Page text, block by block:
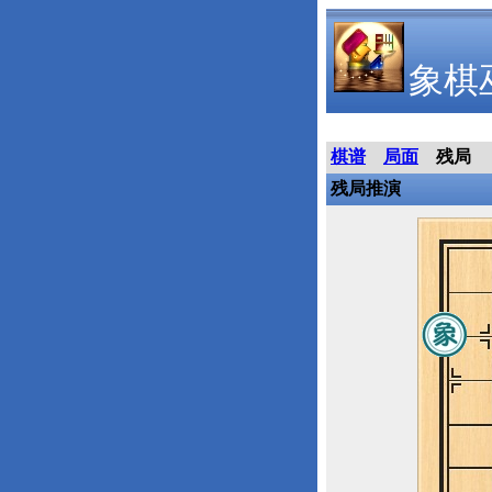
象棋
棋谱 局面
残局
残局推演